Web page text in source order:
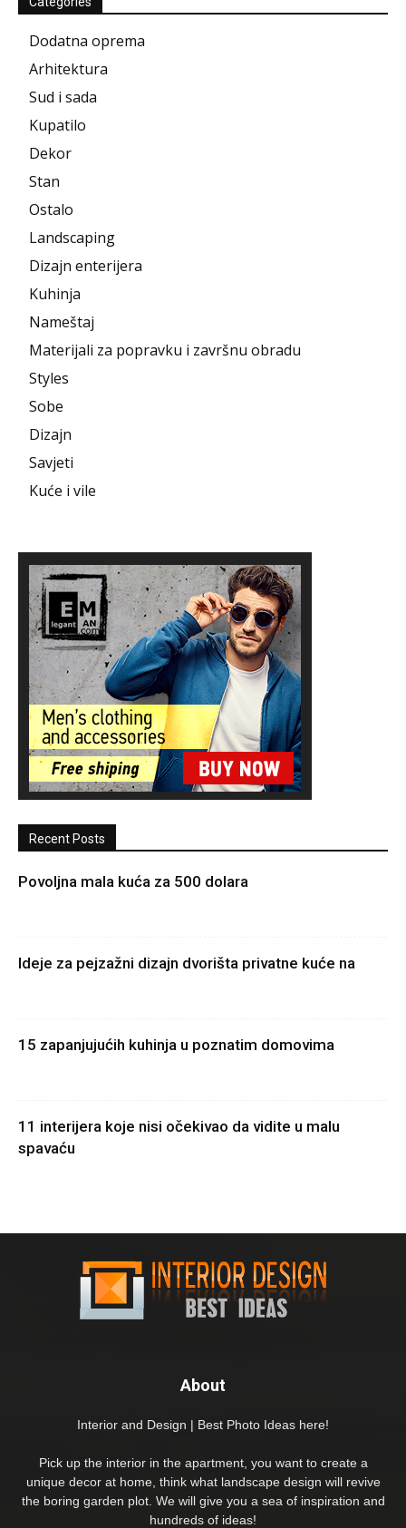
Dodatna oprema
Arhitektura
Sud i sada
Kupatilo
Dekor
Stan
Ostalo
Landscaping
Dizajn enterijera
Kuhinja
Nameštaj
Materijali za popravku i završnu obradu
Styles
Sobe
Dizajn
Savjeti
Kuće i vile
Recent Posts
Povoljna mala kuća za 500 dolara
Ideje za pejzažni dizajn dvorišta privatne kuće na
15 zapanjujućih kuhinja u poznatim domovima
11 interijera koje nisi očekivao da vidite u malu
spavaću
About
Interior and Design | Best Photo Ideas here!
Pick up the interior in the apartment, you want to create a
unique decor at home, think what landscape design will revive
the boring garden plot. We will give you a sea of inspiration and
hundreds of ideas!